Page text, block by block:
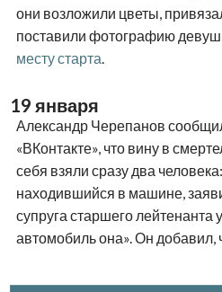
они возложили цветы,
поставили фотографию
месту старта.
19 января
Александр Черепанов
«ВКонтакте», что вину в
себя взяли сразу два
находившийся в машине,
супруга старшего лейтенанта
автомобиль она». Он добавил,